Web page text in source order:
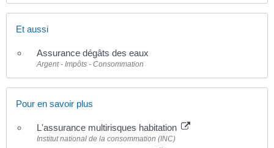
Et aussi
Assurance dégâts des eaux
Argent - Impôts - Consommation
Pour en savoir plus
L'assurance multirisques habitation
Institut national de la consommation (INC)